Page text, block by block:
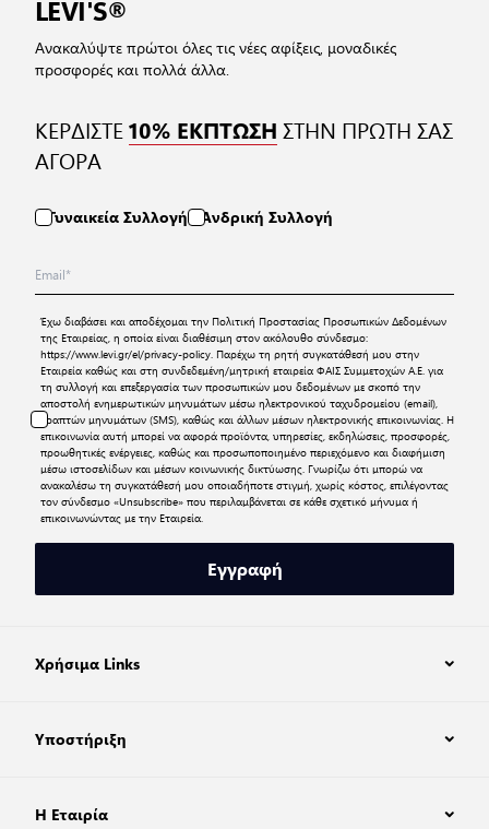
LEVI'S®
Ανακαλύψτε πρώτοι όλες τις νέες αφίξεις, μοναδικές
προσφορές και πολλά άλλα.
ΚΕΡΔΙΣΤΕ10% ΕΚΠΤΩΣΗ ΣΤΗΝ ΠΡΩΤΗ ΣΑΣ
ΑΓΟΡΑ
Γυναικεία Συλλογή Ανδρική Συλλογή
Έχω διαβάσει και αποδέχομαι την Πολιτική Προστασίας Προσωπικών Δεδομένων
της Εταιρείας, η οποία είναι διαθέσιμη στον ακόλουθο σύνδεσμο:
https://www.levi.gr/el/privacy-policy. Παρέχω τη ρητή συγκατάθεσή μου στην
Εταιρεία καθώς και στη συνδεδεμένη/μητρική εταιρεία ΦΑΙΣ Συμμετοχών Α.Ε. για
τη συλλογή και επεξεργασία των προσωπικών μου δεδομένων με σκοπό την
αποστολή ενημερωτικών μηνυμάτων μέσω ηλεκτρονικού ταχυδρομείου (email),
γραπτών μηνυμάτων (SMS), καθώς και άλλων μέσων ηλεκτρονικής επικοινωνίας. Η
επικοινωνία αυτή μπορεί να αφορά προϊόντα, υπηρεσίες, εκδηλώσεις, προσφορές,
προωθητικές ενέργειες, καθώς και προσωποποιημένο περιεχόμενο και διαφήμιση
μέσω ιστοσελίδων και μέσων κοινωνικής δικτύωσης. Γνωρίζω ότι μπορώ να
ανακαλέσω τη συγκατάθεσή μου οποιαδήποτε στιγμή, χωρίς κόστος, επιλέγοντας
τον σύνδεσμο «Unsubscribe» που περιλαμβάνεται σε κάθε σχετικό μήνυμα ή
επικοινωνώντας με την Εταιρεία.
Εγγραφή
Χρήσιμα Links
Υποστήριξη
Η Εταιρία